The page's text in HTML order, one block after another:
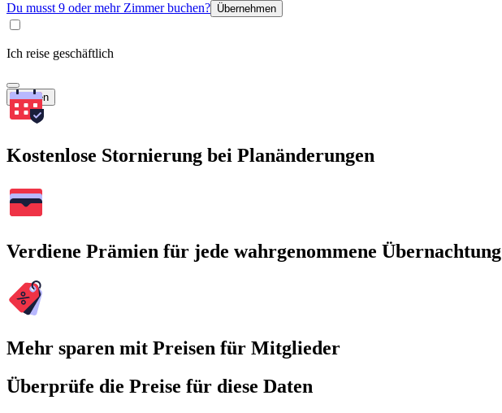
Du musst 9 oder mehr Zimmer buchen? Übernehmen
Ich reise geschäftlich
Suchen
Kostenlose Stornierung bei Planänderungen
Verdiene Prämien für jede wahrgenommene Übernachtung
Mehr sparen mit Preisen für Mitglieder
Überprüfe die Preise für diese Daten